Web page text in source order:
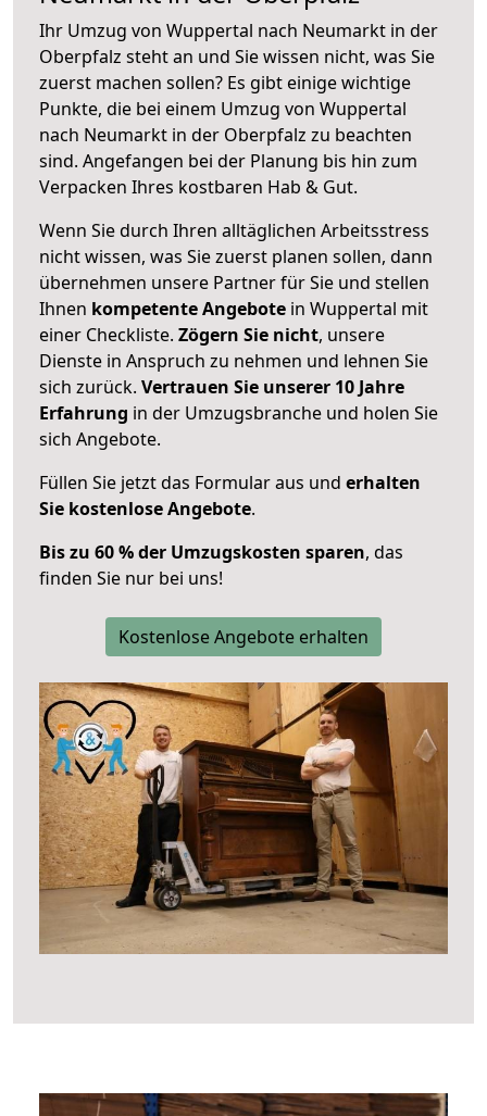
Ihr Umzug von Wuppertal nach Neumarkt in der
Oberpfalz steht an und Sie wissen nicht, was Sie
zuerst machen sollen? Es gibt einige wichtige
Punkte, die bei einem Umzug von Wuppertal
nach Neumarkt in der Oberpfalz zu beachten
sind. Angefangen bei der Planung bis hin zum
Verpacken Ihres kostbaren Hab & Gut.
Wenn Sie durch Ihren alltäglichen Arbeitsstress
nicht wissen, was Sie zuerst planen sollen, dann
übernehmen unsere Partner für Sie und stellen
Ihnen kompetente Angebote in Wuppertal mit
einer Checkliste. Zögern Sie nicht, unsere
Dienste in Anspruch zu nehmen und lehnen Sie
sich zurück. Vertrauen Sie unserer 10 Jahre
Erfahrung in der Umzugsbranche und holen Sie
sich Angebote.
Füllen Sie jetzt das Formular aus und erhalten
Sie kostenlose Angebote.
Bis zu 60 % der Umzugskosten sparen, das
finden Sie nur bei uns!
Kostenlose Angebote erhalten